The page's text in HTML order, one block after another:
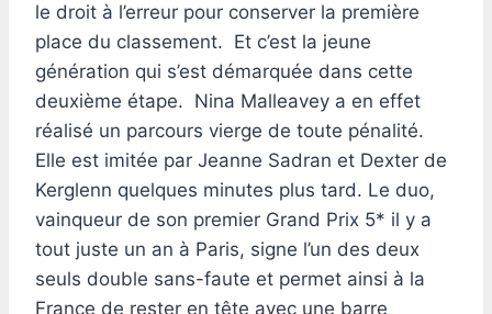
le droit à l’erreur pour conserver la première
place du classement. Et c’est la jeune
génération qui s’est démarquée dans cette
deuxième étape. Nina Malleavey a en effet
réalisé un parcours vierge de toute pénalité.
Elle est imitée par Jeanne Sadran et Dexter de
Kerglenn quelques minutes plus tard. Le duo,
vainqueur de son premier Grand Prix 5* il y a
tout juste un an à Paris, signe l’un des deux
seuls double sans-faute et permet ainsi à la
France de rester en tête avec une barre